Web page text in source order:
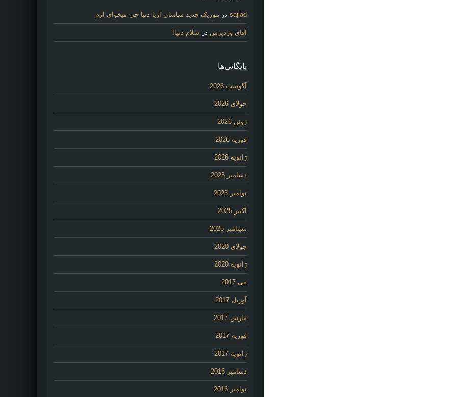
sajjad در موزیک جدید ساسان آریا دنیا چی میخوای ازم
آقای وردپرس در سلام دنیا!
بایگانی‌ها
آگوست 2026
جولای 2026
ژوئن 2026
فوریه 2026
ژانویه 2026
دسامبر 2025
نوامبر 2025
اکتبر 2025
سپتامبر 2025
جولای 2020
ژانویه 2020
می 2017
آوریل 2017
مارس 2017
فوریه 2017
ژانویه 2017
دسامبر 2016
نوامبر 2016